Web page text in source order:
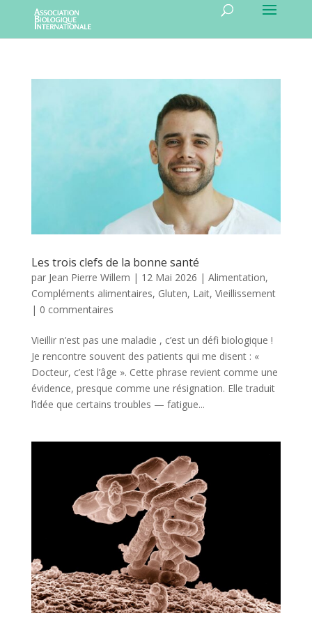
Les trois clefs de la bonne santé
par Jean Pierre Willem | 12 Mai 2026 | Alimentation,
Compléments alimentaires, Gluten, Lait, Vieillissement
| 0 commentaires
Vieillir n’est pas une maladie , c’est un défi biologique !
Je rencontre souvent des patients qui me disent : «
Docteur, c’est l’âge ». Cette phrase revient comme une
évidence, presque comme une résignation. Elle traduit
l’idée que certains troubles — fatigue...